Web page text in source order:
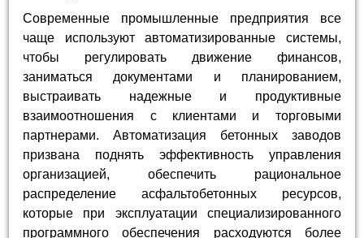
Современные промышленные предприятия все
чаще используют автоматизированные системы,
чтобы регулировать движение финансов,
заниматься документами и планированием,
выстраивать надежные и продуктивные
взаимоотношения с клиентами и торговыми
партнерами. Автоматизация бетонных заводов
призвана поднять эффективность управления
организацией, обеспечить рациональное
распределение асфальтобетонных ресурсов,
которые при эксплуатации специализированного
программного обеспечения расходуются более